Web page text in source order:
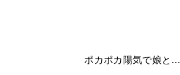
ポカポカ陽気で娘と…